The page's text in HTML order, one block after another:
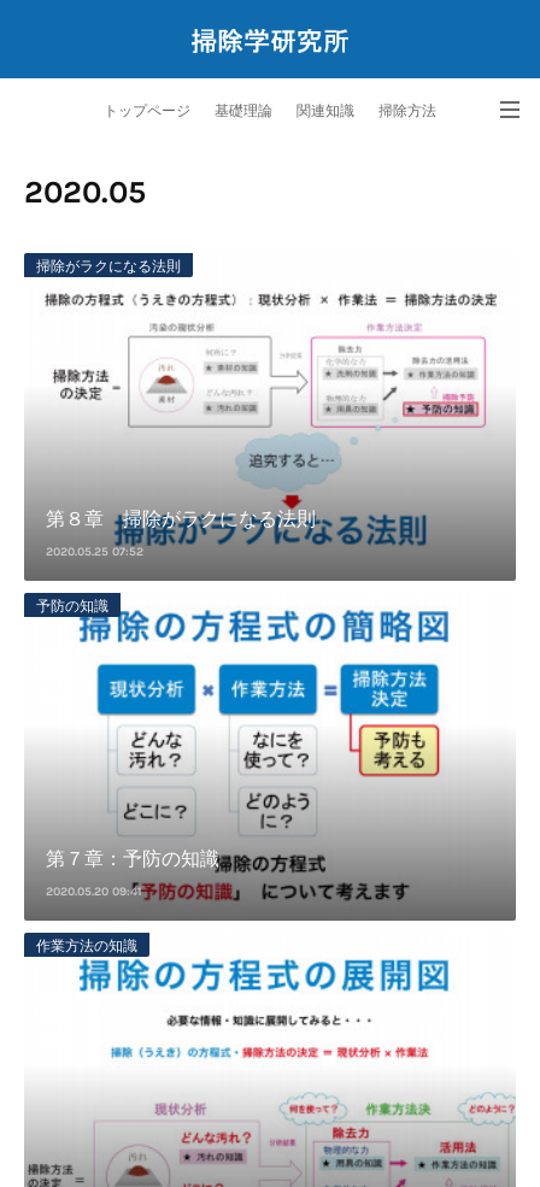
トップページ 基礎理論 関連知識 掃除方法
2020.05
掃除がラクになる法則
第８章 掃除がラクになる法則
2020.05.25 07:52
予防の知識
第７章：予防の知識
2020.05.20 09:41
作業方法の知識